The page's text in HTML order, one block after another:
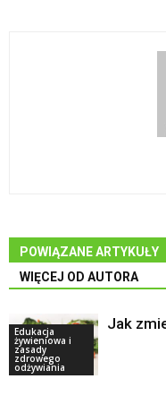
POWIĄZANE ARTYKUŁY
WIĘCEJ OD AUTORA
Edukacja
żywieniowa i
zasady
zdrowego
odżywiania
Jak